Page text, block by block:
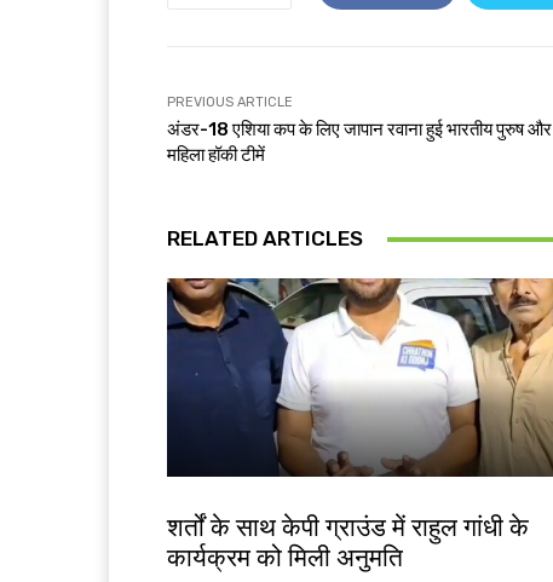
PREVIOUS ARTICLE
अंडर-18 एशिया कप के लिए जापान रवाना हुई भारतीय पुरुष और
महिला हॉकी टीमें
RELATED ARTICLES
शर्तों के साथ केपी ग्राउंड में राहुल गांधी के
कार्यक्रम को मिली अनुमति